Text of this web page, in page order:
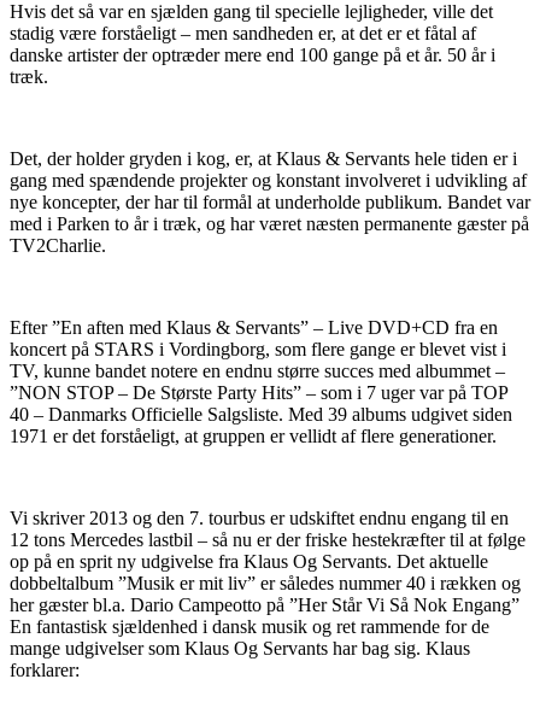
Hvis det så var en sjælden gang til specielle lejligheder, ville det
stadig være forståeligt – men sandheden er, at det er et fåtal af
danske artister der optræder mere end 100 gange på et år. 50 år i
træk.
Det, der holder gryden i kog, er, at Klaus & Servants hele tiden er i
gang med spændende projekter og konstant involveret i udvikling af
nye koncepter, der har til formål at underholde publikum. Bandet var
med i Parken to år i træk, og har været næsten permanente gæster på
TV2Charlie.
Efter ”En aften med Klaus & Servants” – Live DVD+CD fra en
koncert på STARS i Vordingborg, som flere gange er blevet vist i
TV, kunne bandet notere en endnu større succes med albummet –
”NON STOP – De Største Party Hits” – som i 7 uger var på TOP
40 – Danmarks Officielle Salgsliste. Med 39 albums udgivet siden
1971 er det forståeligt, at gruppen er vellidt af flere generationer.
Vi skriver 2013 og den 7. tourbus er udskiftet endnu engang til en
12 tons Mercedes lastbil – så nu er der friske hestekræfter til at følge
op på en sprit ny udgivelse fra Klaus Og Servants. Det aktuelle
dobbeltalbum ”Musik er mit liv” er således nummer 40 i rækken og
her gæster bl.a. Dario Campeotto på ”Her Står Vi Så Nok Engang”
En fantastisk sjældenhed i dansk musik og ret rammende for de
mange udgivelser som Klaus Og Servants har bag sig. Klaus
forklarer: